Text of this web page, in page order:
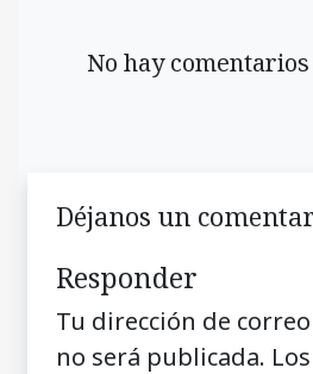
No hay comentarios
Déjanos un
Responder
Tu dirección de
no será publicada.